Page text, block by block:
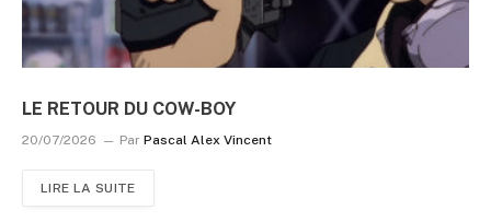
LE RETOUR DU COW-BOY
20/07/2026 Par Pascal Alex Vincent
LIRE LA SUITE